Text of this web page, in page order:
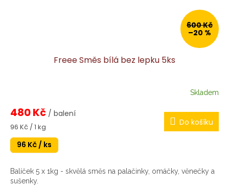
600 Kč
–20 %
Freee Směs bílá bez lepku 5ks
Skladem
480 Kč / balení
Měrná
cena:
96 Kč / 1 kg Do košíku
96 Kč / ks
Balíček 5 x 1kg - skvělá směs na palačinky, omáčky, věnečky a
sušenky.